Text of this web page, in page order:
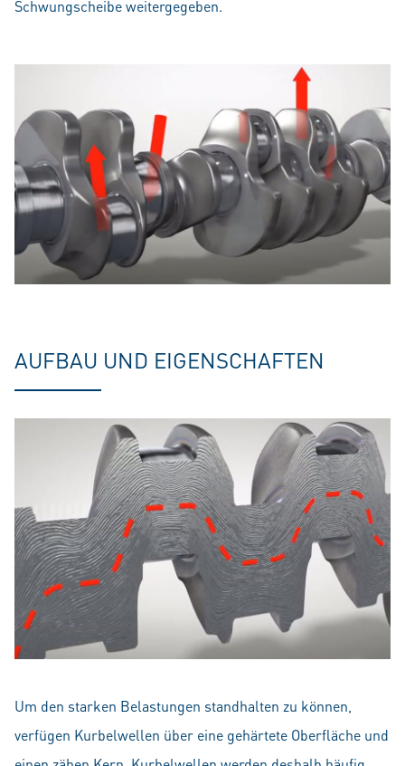
Schwungscheibe weitergegeben.
AUFBAU UND EIGENSCHAFTEN
Um den starken Belastungen standhalten zu können,
verfügen Kurbelwellen über eine gehärtete Oberfläche und